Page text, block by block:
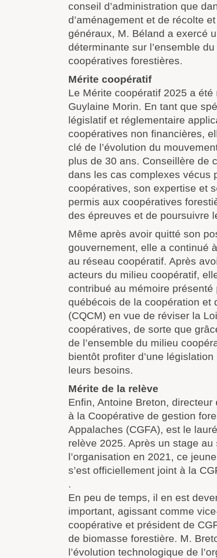
conseil d’administration que
d’aménagement et de récolte
généraux, M. Béland a exercé
déterminante sur l’ensemble
coopératives forestières.
Mérite coopératif
Le Mérite coopératif 2025 a été
Guylaine Morin. En tant que
législatif et réglementaire
coopératives non financières,
clé de l’évolution du
plus de 30 ans. Conseillère de
dans les cas complexes vécus
coopératives, son expertise et
permis aux coopératives
des épreuves et de poursuivre
Même après avoir quitté son
gouvernement, elle a continué
au réseau coopératif. Après
acteurs du milieu coopératif,
contribué au mémoire présenté
québécois de la coopération et
(CQCM) en vue de réviser la
coopératives, de sorte que
de l’ensemble du milieu
bientôt profiter d’une
leurs besoins.
Mérite de la relève
Enfin, Antoine Breton, directeur
à la Coopérative de gestion
Appalaches (CGFA), est le
relève 2025. Après un stage au
l’organisation en 2021, ce
s’est officiellement joint à la
.
En peu de temps, il en est
important, agissant comme
coopérative et président de
de biomasse forestière. M.
l’évolution technologique de